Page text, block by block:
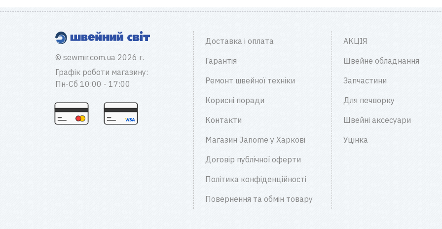
© sewmir.com.ua 2026 г.
Графік роботи магазину:
Пн-Сб 10:00 - 17:00
Доставка і оплата
Гарантія
Ремонт швейної техніки
Корисні поради
Контакти
Магазин Janome у Харкові
Договір публічної оферти
Політика конфіденційності
Повернення та обмін товару
АКЦІЯ
Швейне обладнання
Запчастини
Для печворку
Швейні аксесуари
Уцінка